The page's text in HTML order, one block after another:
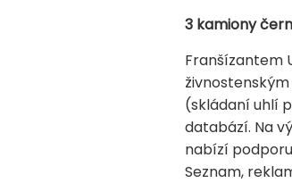
3 kamiony
Franšízantem
(skládaní uhlí
databází. Na
nabízí
Seznam,